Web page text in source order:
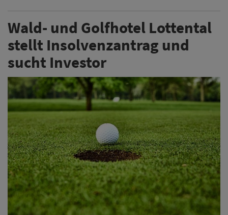
Wald- und Golfhotel Lottental
stellt Insolvenzantrag und
sucht Investor